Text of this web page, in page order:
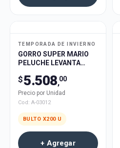
TEMPORADA DE INVIERNO
GORRO SUPER MARIO
PELUCHE LEVANTA
$5.508,00
Precio por Unidad
Cod: A-03012
BULTO X200 U
+ Agregar